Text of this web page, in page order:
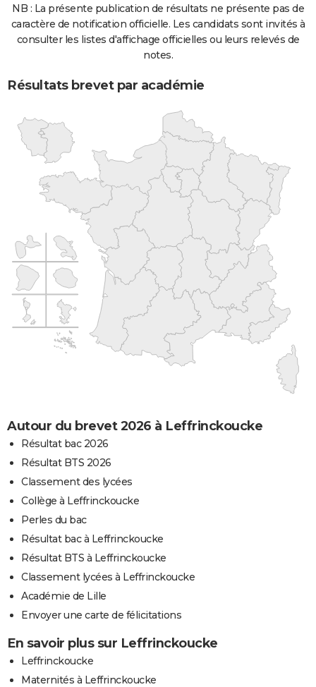
NB : La présente publication de résultats ne présente pas de
caractère de notification officielle. Les candidats sont invités à
consulter les listes d'affichage officielles ou leurs relevés de
notes.
Résultats brevet par académie
Autour du brevet 2026 à Leffrinckoucke
Résultat bac 2026
Résultat BTS 2026
Classement des lycées
Collège à Leffrinckoucke
Perles du bac
Résultat bac à Leffrinckoucke
Résultat BTS à Leffrinckoucke
Classement lycées à Leffrinckoucke
Académie de Lille
Envoyer une carte de félicitations
En savoir plus sur Leffrinckoucke
Leffrinckoucke
Maternités à Leffrinckoucke